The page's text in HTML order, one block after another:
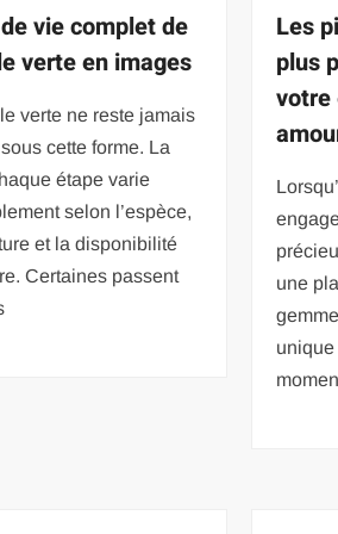
vie complet de
verte en images
verte ne reste jamais
cette forme. La
étape varie
selon l’espèce,
et la disponibilité
Certaines passent
Les
plus
votre
une